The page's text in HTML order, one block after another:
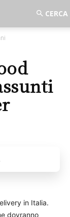
in Italia.
dovranno